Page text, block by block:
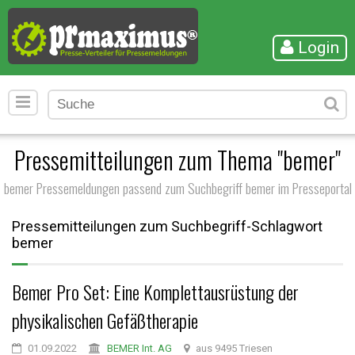
Login
Pressemitteilungen zum Thema "bemer"
bemer Pressemeldungen passend zum Suchbegriff bemer im Presseportal
Pressemitteilungen zum Suchbegriff-Schlagwort
bemer
Bemer Pro Set: Eine Komplettausrüstung der
physikalischen Gefäßtherapie
01.09.2022 BEMER Int. AG aus 9495 Triesen